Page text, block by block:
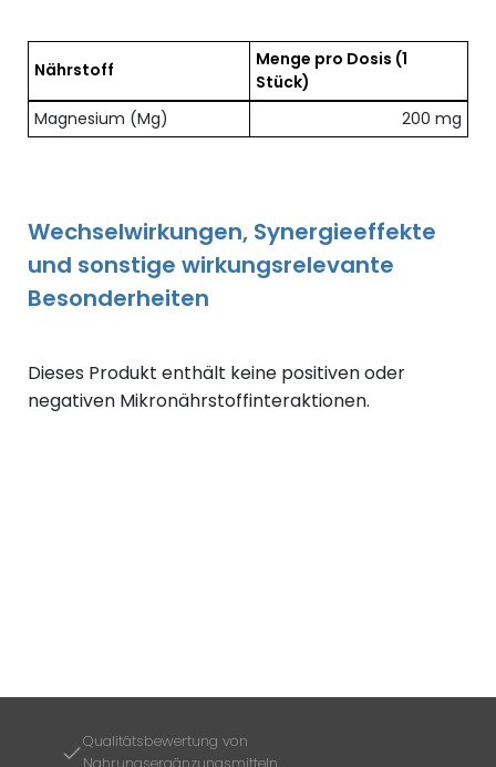
Übersicht der enthaltenen Nährstoffe pro Dosis
Nährstoff Menge pro Dosis (1
Stück)
Magnesium (Mg)
200 mg
Wechselwirkungen, Synergieeffekte
und sonstige wirkungsrelevante
Besonderheiten
Dieses Produkt enthält keine positiven oder
negativen Mikronährstoffinteraktionen.
Qualitätsbewertung von